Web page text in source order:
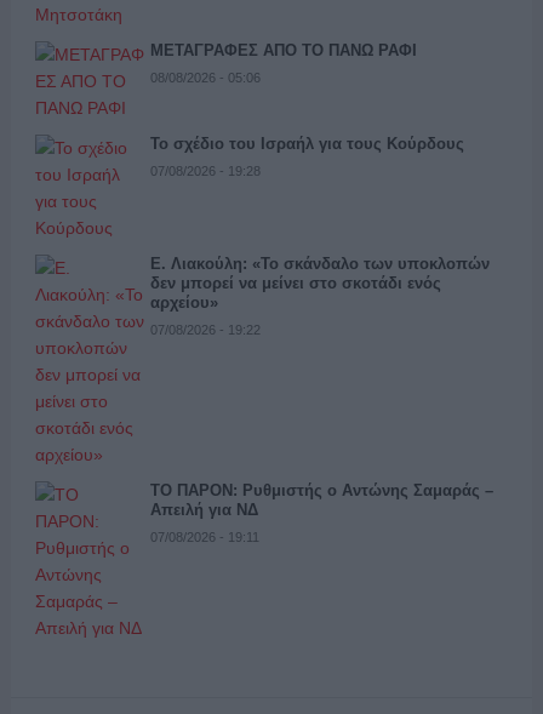
ΜΕΤΑΓΡΑΦΕΣ ΑΠΟ ΤΟ ΠΑΝΩ ΡΑΦΙ
08/08/2026 - 05:06
Το σχέδιο του Ισραήλ για τους Κούρδους
07/08/2026 - 19:28
Ε. Λιακούλη: «Το σκάνδαλο των υποκλοπών
δεν μπορεί να μείνει στο σκοτάδι ενός
αρχείου»
07/08/2026 - 19:22
ΤΟ ΠΑΡΟΝ: Ρυθμιστής ο Αντώνης Σαμαράς –
Απειλή για ΝΔ
07/08/2026 - 19:11